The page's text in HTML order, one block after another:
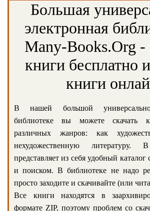
Большая
электронная
Many-Books.Org -
книги бесплатно
книги
В нашей большой
библиотеке вы можете скачать
различных жанров: как
нехудожественную
представляет из себя удобный
и поиском. В библиотеке не надо
просто заходите и скачивайте (или
Все книги находятся в
формате ZIP, поэтому проблем со